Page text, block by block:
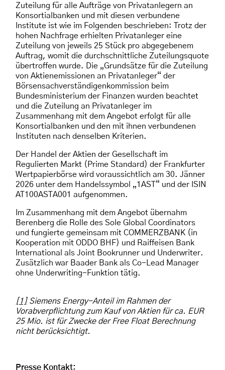
Zuteilung für alle Aufträge von Privatanlegern an
Konsortialbanken und mit diesen verbundene
Institute ist wie im Folgenden beschrieben: Trotz der
hohen Nachfrage erhielten Privatanleger eine
Zuteilung von jeweils 25 Stück pro abgegebenem
Auftrag, womit die durchschnittliche Zuteilungsquote
übertroffen wurde. Die „Grundsätze für die Zuteilung
von Aktienemissionen an Privatanleger“ der
Börsensachverständigenkommission beim
Bundesministerium der Finanzen wurden beachtet
und die Zuteilung an Privatanleger im
Zusammenhang mit dem Angebot erfolgt für alle
Konsortialbanken und den mit ihnen verbundenen
Instituten nach denselben Kriterien.
Der Handel der Aktien der Gesellschaft im
Regulierten Markt (Prime Standard) der Frankfurter
Wertpapierbörse wird voraussichtlich am 30. Jänner
2026 unter dem Handelssymbol „1AST“ und der ISIN
AT100ASTA001 aufgenommen.
Im Zusammenhang mit dem Angebot übernahm
Berenberg die Rolle des Sole Global Coordinators
und fungierte gemeinsam mit COMMERZBANK (in
Kooperation mit ODDO BHF) und Raiffeisen Bank
International als Joint Bookrunner und Underwriter.
Zusätzlich war Baader Bank als Co-Lead Manager
ohne Underwriting-Funktion tätig.
[1]Siemens Energy-Anteil im Rahmen der
Vorabverpflichtung zum Kauf von Aktien für ca. EUR
25 Mio. ist für Zwecke der Free Float Berechnung
nicht berücksichtigt.
Presse Kontakt: